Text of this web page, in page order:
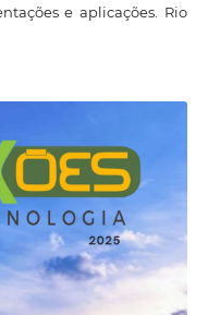
e aplicações. Rio